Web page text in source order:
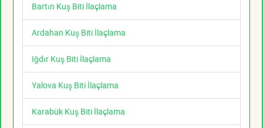
Bartın Kuş Biti İlaçlama
Ardahan Kuş Biti İlaçlama
Iğdır Kuş Biti İlaçlama
Yalova Kuş Biti İlaçlama
Karabük Kuş Biti İlaçlama